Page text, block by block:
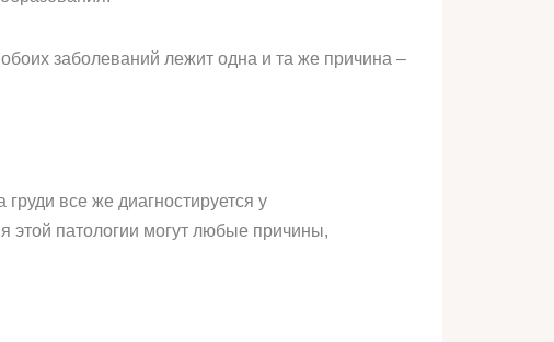
заболеваний лежит одна и та же причина –
все же диагностируется у
этой патологии могут любые причины,